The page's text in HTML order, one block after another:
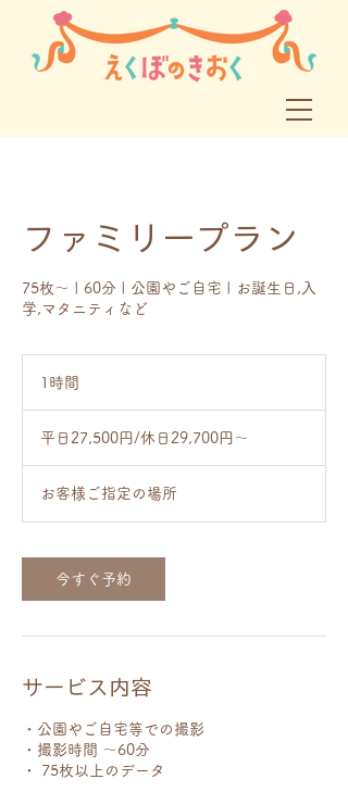
ファミリープラン
75枚〜 | 60分 | 公園やご自宅 | お誕生日,入
学,マタニティなど
1時間
27,500
平日27,500円/休日29,700円〜
お客様ご指定の場所
今すぐ予約
サービス内容
・公園やご自宅等での撮影
・撮影時間 〜60分
・ 75枚以上のデータ